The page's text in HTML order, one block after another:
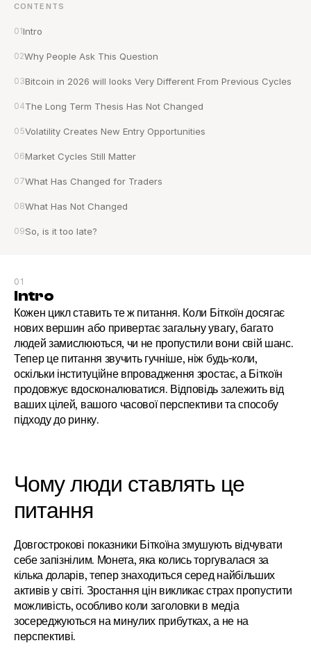
CONTENTS
01Intro
02Why People Ask This Question
03Bitcoin in 2026 will looks Very Different From Previous Cycles
04The Long Term Thesis Has Not Changed
05Volatility Creates New Entry Opportunities
06Market Cycles Still Matter
07What Has Changed for Traders
08What Has Not Changed
09So, is it too late?
01
Intro
Кожен цикл ставить те ж питання. Коли Біткоїн досягає
нових вершин або привертає загальну увагу, багато
людей замислюються, чи не пропустили вони свій шанс.
Тепер це питання звучить гучніше, ніж будь-коли,
оскільки інституційне впровадження зростає, а Біткоїн
продовжує вдосконалюватися. Відповідь залежить від
ваших цілей, вашого часової перспективи та способу
підходу до ринку.
Чому люди ставлять це
питання
Довгострокові показники Біткоїна змушують відчувати
себе запізнілим. Монета, яка колись торгувалася за
кілька доларів, тепер знаходиться серед найбільших
активів у світі. Зростання цін викликає страх пропустити
можливість, особливо коли заголовки в медіа
зосереджуються на минулих прибутках, а не на
перспективі.